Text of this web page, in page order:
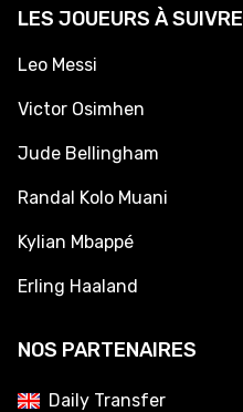
LES JOUEURS À SUIVRE
Leo Messi
Victor Osimhen
Jude Bellingham
Randal Kolo Muani
Kylian Mbappé
Erling Haaland
NOS PARTENAIRES
Daily Transfer